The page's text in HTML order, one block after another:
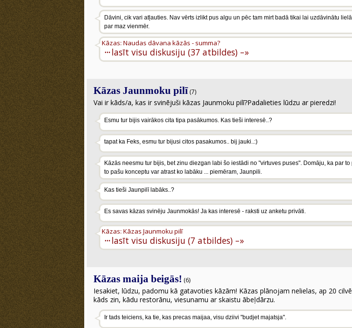
Dāvini, cik vari atļauties. Nav vērts izlikt pus algu un pēc tam mirt badā tikai lai uzdāvinātu
par maz vienmēr.
···
Kāzas: Naudas dāvana kāzās - summa?
lasīt visu diskusiju (37 atbildes) –»
Kāzas Jaunmoku pilī (7)
Vai ir kāds/a, kas ir svinējuši kāzas Jaunmoku pilī?Padalieties lūdzu ar pieredzi!
Esmu tur bijis vairākos cita tipa pasākumos. Kas tieši interesē..?
tapat ka Feks, esmu tur bijusi citos pasakumos.. bij jauki..:)
Kāzās neesmu tur bijis, bet zinu diezgan labi šo iestādi no "virtuves puses". Domāju, ka par
to pašu konceptu var atrast ko labāku ... piemēram, Jaunpili.
Kas tieši Jaunpilī labāks..?
Es savas kāzas svinēju Jaunmokās! Ja kas interesē - raksti uz anketu privāti.
···
Kāzas: Kāzas Jaunmoku pilī
lasīt visu diskusiju (7 atbildes) –»
Kāzas maija beigās! (6)
Iesakiet, lūdzu, padomu kā gatavoties kāzām! Kāzas plānojam nelielas, ap 20
kāds zin, kādu restorānu, viesunamu ar skaistu ābeļdārzu.
Ir tads teiciens, ka tie, kas precas maijaa, visu dziivi "budjet majatsja".